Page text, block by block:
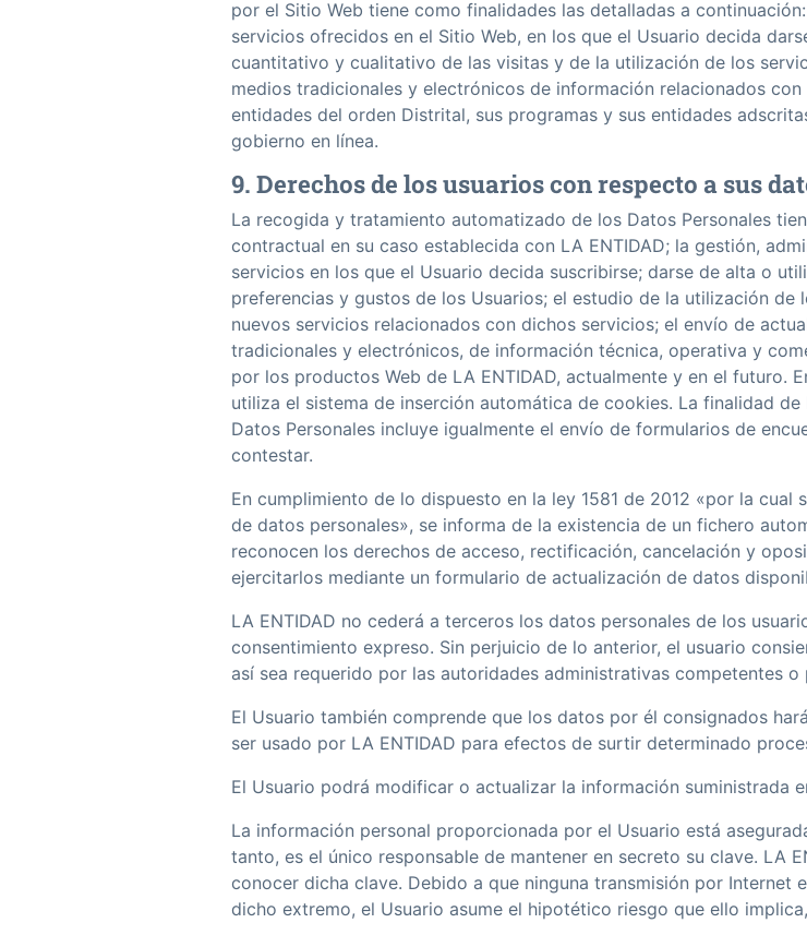
por el Sitio Web tiene como finalidades las detalladas a
servicios ofrecidos en el Sitio Web, en los que el Usuario decida
cuantitativo y cualitativo de las visitas y de la utilización de los
medios tradicionales y electrónicos de información relacionados
entidades del orden Distrital, sus programas y sus entidades
gobierno en línea.
9. Derechos de los usuarios con respecto a sus
La recogida y tratamiento automatizado de los Datos Personales
contractual en su caso establecida con LA ENTIDAD; la gestión,
servicios en los que el Usuario decida suscribirse; darse de alta o
preferencias y gustos de los Usuarios; el estudio de la utilización
nuevos servicios relacionados con dichos servicios; el envío de
tradicionales y electrónicos, de información técnica, operativa y
por los productos Web de LA ENTIDAD, actualmente y en el futuro.
utiliza el sistema de inserción automática de cookies. La finalidad
Datos Personales incluye igualmente el envío de formularios de
contestar.
En cumplimiento de lo dispuesto en la ley 1581 de 2012 «por la
de datos personales», se informa de la existencia de un fichero
reconocen los derechos de acceso, rectificación, cancelación y
ejercitarlos mediante un formulario de actualización de datos
LA ENTIDAD no cederá a terceros los datos personales de los
consentimiento expreso. Sin perjuicio de lo anterior, el usuario
así sea requerido por las autoridades administrativas competentes
El Usuario también comprende que los datos por él consignados
ser usado por LA ENTIDAD para efectos de surtir determinado
El Usuario podrá modificar o actualizar la información suministrada
La información personal proporcionada por el Usuario está
tanto, es el único responsable de mantener en secreto su clave. LA
conocer dicha clave. Debido a que ninguna transmisión por Internet
dicho extremo, el Usuario asume el hipotético riesgo que ello